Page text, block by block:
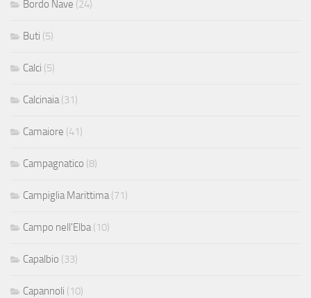
Bordo Nave (24)
Buti (5)
Calci (5)
Calcinaia (31)
Camaiore (41)
Campagnatico (8)
Campiglia Marittima (71)
Campo nell'Elba (10)
Capalbio (33)
Capannoli (10)